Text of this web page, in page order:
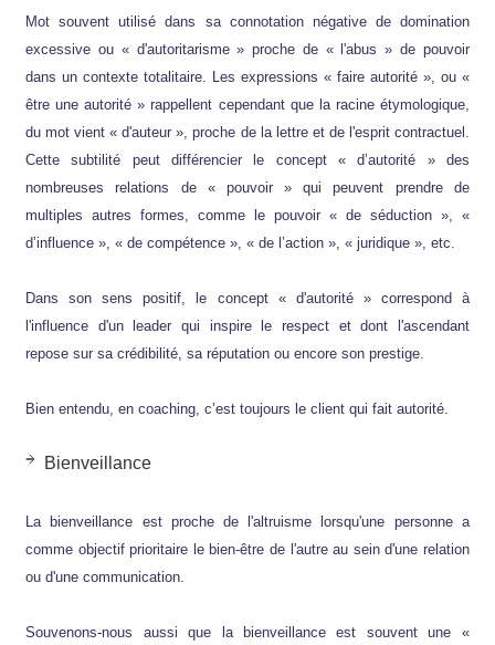
Mot souvent utilisé dans sa connotation négative de domination
excessive ou « d'autoritarisme » proche de « l'abus » de pouvoir
dans un contexte totalitaire. Les expressions « faire autorité », ou «
être une autorité » rappellent cependant que la racine étymologique,
du mot vient « d'auteur », proche de la lettre et de l'esprit contractuel.
Cette subtilité peut différencier le concept « d’autorité » des
nombreuses relations de « pouvoir » qui peuvent prendre de
multiples autres formes, comme le pouvoir « de séduction », «
d’influence », « de compétence », « de l’action », « juridique », etc.
Dans son sens positif, le concept « d'autorité » correspond à
l'influence d'un leader qui inspire le respect et dont l'ascendant
repose sur sa crédibilité, sa réputation ou encore son prestige.
Bien entendu, en coaching, c’est toujours le client qui fait autorité.
Bienveillance
La bienveillance est proche de l'altruisme lorsqu'une personne a
comme objectif prioritaire le bien-être de l'autre au sein d'une relation
ou d'une communication.
Souvenons-nous aussi que la bienveillance est souvent une «